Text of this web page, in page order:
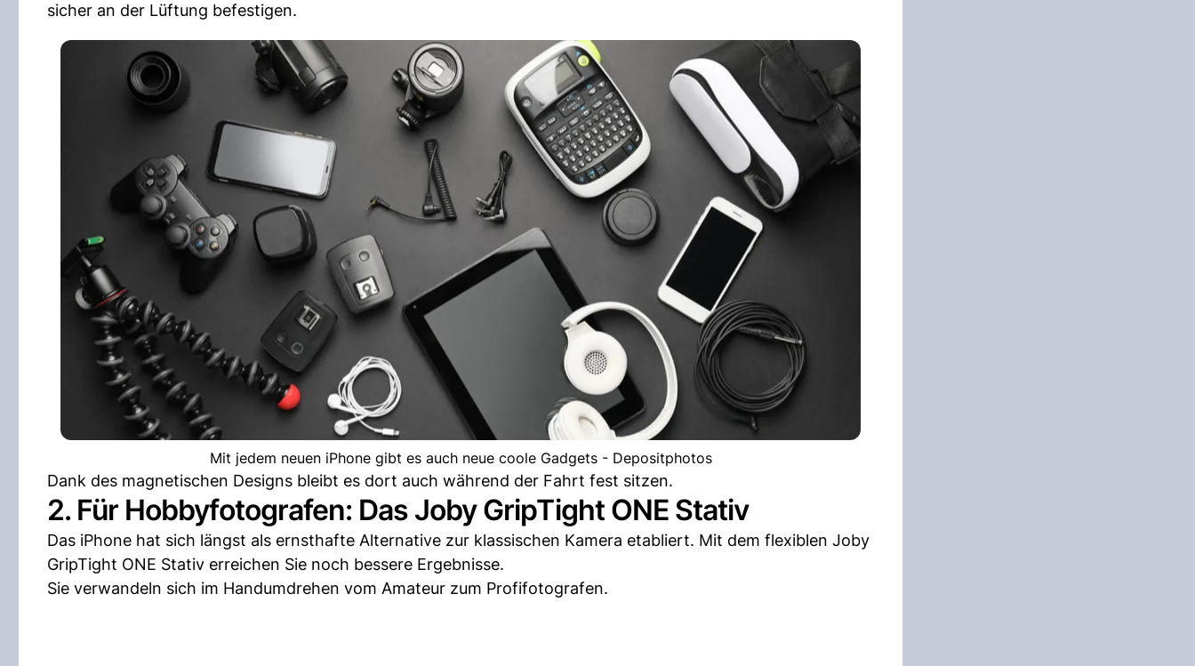
sicher an der Lüftung befestigen.
Mit jedem neuen iPhone gibt es auch neue coole Gadgets - Depositphotos
Dank des magnetischen Designs bleibt es dort auch während der Fahrt fest sitzen.
2. Für Hobbyfotografen: Das Joby GripTight ONE Stativ
Das iPhone hat sich längst als ernsthafte Alternative zur klassischen Kamera etabliert. Mit dem flexiblen Joby
GripTight ONE Stativ erreichen Sie noch bessere Ergebnisse.
Sie verwandeln sich im Handumdrehen vom Amateur zum Profifotografen.